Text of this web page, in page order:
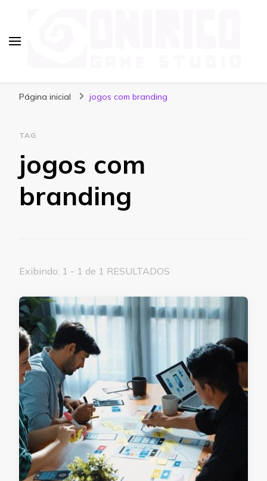
Página inicial jogos com branding
TAG
jogos com
branding
Exibindo: 1 - 1 de 1 RESULTADOS